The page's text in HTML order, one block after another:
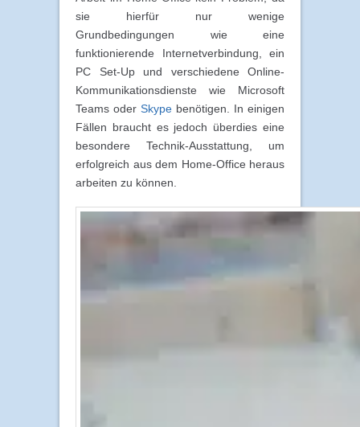
sie hierfür nur wenige
Grundbedingungen wie eine
funktionierende Internetverbindung, ein
PC Set-Up und verschiedene Online-
Kommunikationsdienste wie Microsoft
Teams oder Skype benötigen. In einigen
Fällen braucht es jedoch überdies eine
besondere Technik-Ausstattung, um
erfolgreich aus dem Home-Office heraus
arbeiten zu können.